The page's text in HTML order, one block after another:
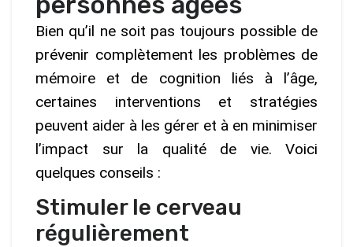
Bien qu’il ne soit pas toujours possible de
prévenir complètement les problèmes de
mémoire et de cognition liés à l’âge,
certaines interventions et stratégies
peuvent aider à les gérer et à en minimiser
l’impact sur la qualité de vie. Voici
quelques conseils :
Stimuler le cerveau
régulièrement